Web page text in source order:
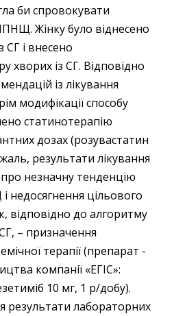
би спровокувати
Жінку було віднесено
СГ і внесено
хворих із СГ. Відповідно
із лікування
модифікації способу
статинотерапію
дозах (розувастатин
результати лікування
незначну тенденцію
цільового
відповідно до алгоритму
СГ, – призначення
терапії (препарат
компанії «­ЕГІС»:
10 мг, 1 р/добу).
результати лабораторних